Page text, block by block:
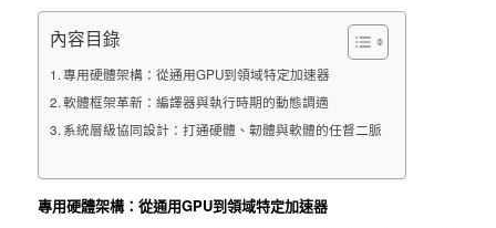
內容目錄
專用硬體架構：從通用GPU到領域特定加速器
軟體框架革新：編譯器與執行時期的動態調適
系統層級協同設計：打通硬體、韌體與軟體的任督二脈
專用硬體架構：從通用GPU到領域特定加速器